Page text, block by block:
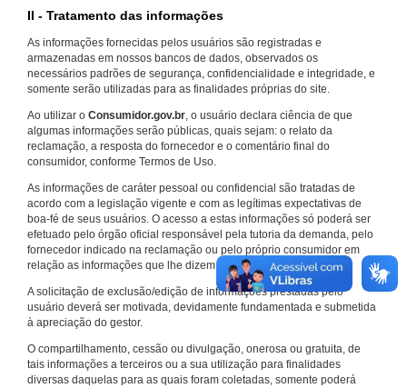
II - Tratamento das informações
As informações fornecidas pelos usuários são registradas e
armazenadas em nossos bancos de dados, observados os
necessários padrões de segurança, confidencialidade e integridade, e
somente serão utilizadas para as finalidades próprias do site.
Ao utilizar o Consumidor.gov.br, o usuário declara ciência de que
algumas informações serão públicas, quais sejam: o relato da
reclamação, a resposta do fornecedor e o comentário final do
consumidor, conforme Termos de Uso.
As informações de caráter pessoal ou confidencial são tratadas de
acordo com a legislação vigente e com as legítimas expectativas de
boa-fé de seus usuários. O acesso a estas informações só poderá ser
efetuado pelo órgão oficial responsável pela tutoria da demanda, pelo
fornecedor indicado na reclamação ou pelo próprio consumidor em
relação as informações que lhe dizem respeito.
A solicitação de exclusão/edição de informações prestadas pelo
usuário deverá ser motivada, devidamente fundamentada e submetida
à apreciação do gestor.
O compartilhamento, cessão ou divulgação, onerosa ou gratuita, de
tais informações a terceiros ou a sua utilização para finalidades
diversas daquelas para as quais foram coletadas, somente poderá